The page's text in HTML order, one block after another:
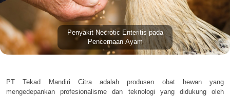
Penyakit Necrotic Enteritis pada
Pencernaan Ayam
PT Tekad Mandiri Citra adalah produsen obat hewan yang
mengedepankan profesionalisme dan teknologi yang didukung oleh